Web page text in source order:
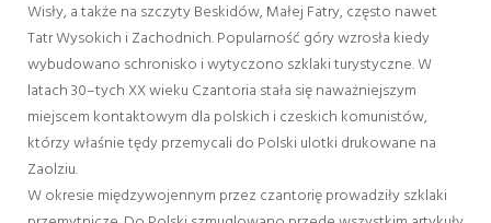
Wisły, a także na szczyty Beskidów, Małej Fatry, często nawet
Tatr Wysokich i Zachodnich. Popularność góry wzrosła kiedy
wybudowano schronisko i wytyczono szklaki turystyczne. W
latach 30–tych XX wieku Czantoria stała się naważniejszym
miejscem kontaktowym dla polskich i czeskich komunistów,
którzy właśnie tędy przemycali do Polski ulotki drukowane na
Zaolziu.
W okresie międzywojennym przez czantorię prowadziły szklaki